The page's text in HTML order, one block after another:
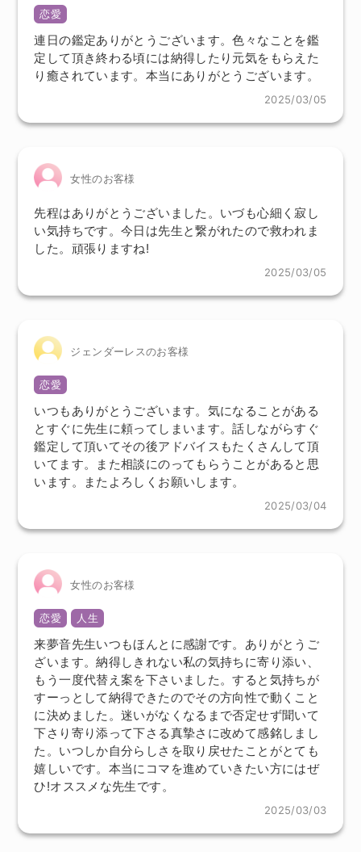
恋愛
連日の鑑定ありがとうございます。色々なことを鑑
定して頂き終わる頃には納得したり元気をもらえた
り癒されています。本当にありがとうございます。
2025/03/05
女性のお客様
先程はありがとうございました。いづも心細く寂し
い気持ちです。今日は先生と繋がれたので救われま
した。頑張りますね!
2025/03/05
ジェンダーレスのお客様
恋愛
いつもありがとうございます。気になることがある
とすぐに先生に頼ってしまいます。話しながらすぐ
鑑定して頂いてその後アドバイスもたくさんして頂
いてます。また相談にのってもらうことがあると思
います。またよろしくお願いします。
2025/03/04
女性のお客様
恋愛 人生
来夢音先生いつもほんとに感謝です。ありがとうご
ざいます。納得しきれない私の気持ちに寄り添い、
もう一度代替え案を下さいました。すると気持ちが
すーっとして納得できたのでその方向性で動くこと
に決めました。迷いがなくなるまで否定せず聞いて
下さり寄り添って下さる真摯さに改めて感銘しまし
た。いつしか自分らしさを取り戻せたことがとても
嬉しいです。本当にコマを進めていきたい方にはぜ
ひ!オススメな先生です。
2025/03/03